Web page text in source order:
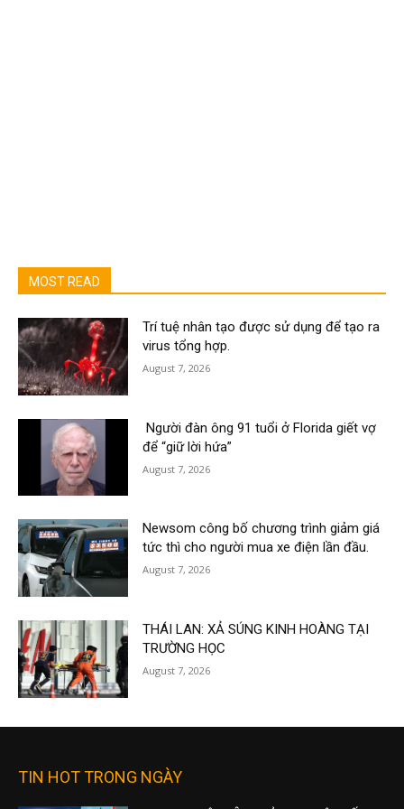
MOST READ
Trí tuệ nhân tạo được sử dụng để tạo ra
virus tổng hợp.
August 7, 2026
Người đàn ông 91 tuổi ở Florida giết vợ
để “giữ lời hứa”
August 7, 2026
Newsom công bố chương trình giảm giá
tức thì cho người mua xe điện lần đầu.
August 7, 2026
THÁI LAN: XẢ SÚNG KINH HOÀNG TẠI
TRƯỜNG HỌC
August 7, 2026
TIN HOT TRONG NGÀY